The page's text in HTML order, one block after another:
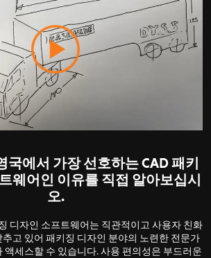
국에서 가장 선호하는 CAD 패키
웨어인 이유를 직접 알아보십시
오.
디자인 소프트웨어는 직관적이고 사용자 친화
고 있어 패키징 디자인 분야의 노련한 전문가
액세스할 수 있습니다. 사용 편의성은 부드러운